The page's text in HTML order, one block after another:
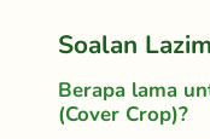
Soalan Lazim
Berapa lama
(Cover Crop)?